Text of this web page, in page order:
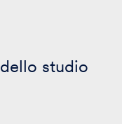
dello studio